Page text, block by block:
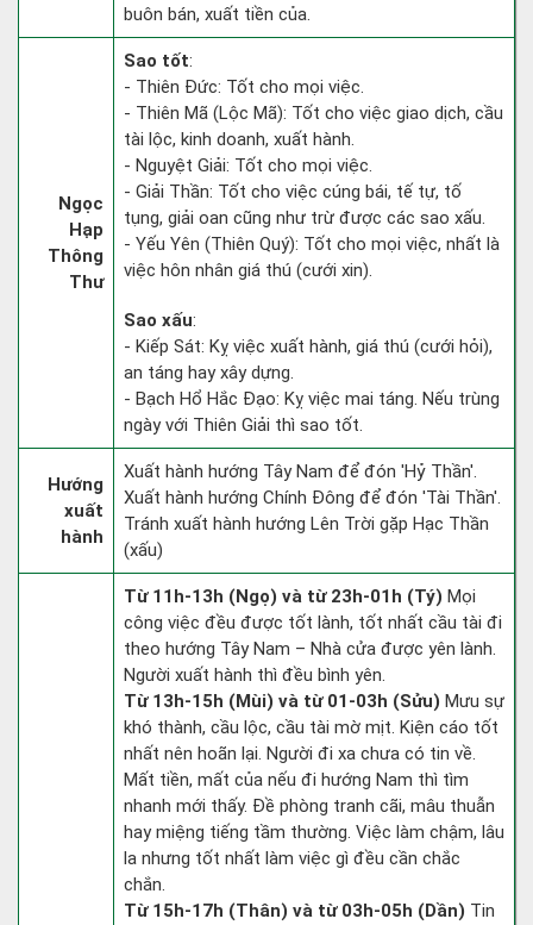
buôn bán, xuất tiền của.
Ngọc
Hạp
Thông
Thư
Sao tốt:
- Thiên Đức: Tốt cho mọi việc.
- Thiên Mã (Lộc Mã): Tốt cho việc giao dịch, cầu
tài lộc, kinh doanh, xuất hành.
- Nguyệt Giải: Tốt cho mọi việc.
- Giải Thần: Tốt cho việc cúng bái, tế tự, tố
tụng, giải oan cũng như trừ được các sao xấu.
- Yếu Yên (Thiên Quý): Tốt cho mọi việc, nhất là
việc hôn nhân giá thú (cưới xin).
Sao xấu:
- Kiếp Sát: Kỵ việc xuất hành, giá thú (cưới hỏi),
an táng hay xây dựng.
- Bạch Hổ Hắc Đạo: Kỵ việc mai táng. Nếu trùng
ngày với Thiên Giải thì sao tốt.
Hướng
xuất
hành
Xuất hành hướng Tây Nam để đón 'Hỷ Thần'.
Xuất hành hướng Chính Đông để đón 'Tài Thần'.
Tránh xuất hành hướng Lên Trời gặp Hạc Thần
(xấu)
Từ 11h-13h (Ngọ) và từ 23h-01h (Tý) Mọi
công việc đều được tốt lành, tốt nhất cầu tài đi
theo hướng Tây Nam – Nhà cửa được yên lành.
Người xuất hành thì đều bình yên.
Từ 13h-15h (Mùi) và từ 01-03h (Sửu) Mưu sự
khó thành, cầu lộc, cầu tài mờ mịt. Kiện cáo tốt
nhất nên hoãn lại. Người đi xa chưa có tin về.
Mất tiền, mất của nếu đi hướng Nam thì tìm
nhanh mới thấy. Đề phòng tranh cãi, mâu thuẫn
hay miệng tiếng tầm thường. Việc làm chậm, lâu
la nhưng tốt nhất làm việc gì đều cần chắc
chắn.
Từ 15h-17h (Thân) và từ 03h-05h (Dần) Tin